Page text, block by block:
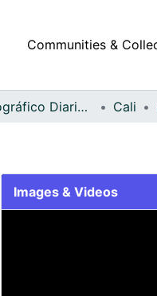
Communities &
Fondo Fotográfico Diario Occidente Cali
Images & Videos